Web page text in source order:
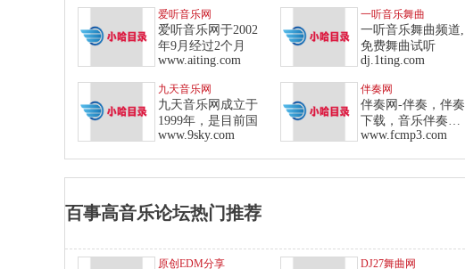
爱听音乐网
爱听音乐网于2002
年9月经过2个月
www.aiting.com
一听音乐舞曲
一听音乐舞曲频道,
免费舞曲试听
dj.1ting.com
九天音乐网
九天音乐网成立于
1999年，是目前国
www.9sky.com
伴奏网
伴奏网-伴奏，伴奏
下载，音乐伴奏，
翻
www.fcmp3.com
百事高音乐论坛热门推荐
原创EDM分享 DJ27舞曲网